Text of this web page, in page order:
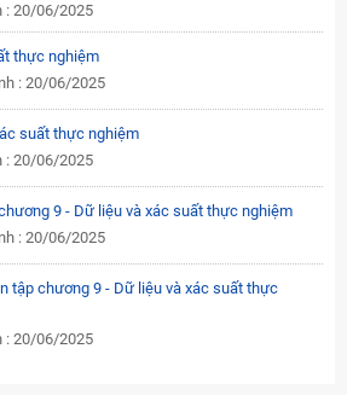
: 20/06/2025
thực nghiệm
: 20/06/2025
suất thực nghiệm
: 20/06/2025
9 - Dữ liệu và xác suất thực nghiệm
: 20/06/2025
tập chương 9 - Dữ liệu và xác suất thực
: 20/06/2025